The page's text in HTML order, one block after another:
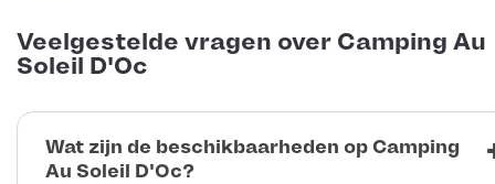
Veelgestelde vragen over Camping Au
Soleil D'Oc
Wat zijn de beschikbaarheden op Camping
Au Soleil D'Oc?